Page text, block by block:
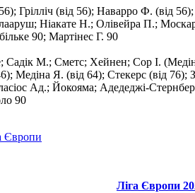
Грілліч (від 56); Наварро Ф. (від
Ніакате Н.; Олівейра П.;
90; Мартінес Г. 90
Садік М.; Сметс; Хейнен; Сор І.
Медіна Я. (від 64); Стекерс (від 76);
Ад.; Йокояма; Адедеджі-
90
Європи
Ліга Європи